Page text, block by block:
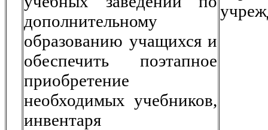
дополнительному
образованию учащихся и
обеспечить поэтапное
приобретение
необходимых учебников,
инвентаря